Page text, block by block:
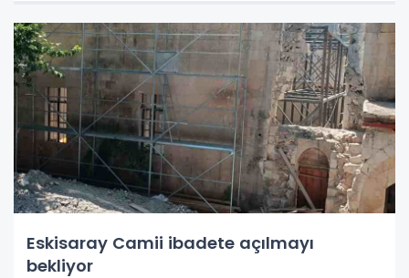
Eskisaray Camii ibadete açılmayı
bekliyor